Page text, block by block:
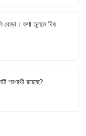
বোড়া। ফণা তুললে বিষ
শরণার্থী রয়েছে?